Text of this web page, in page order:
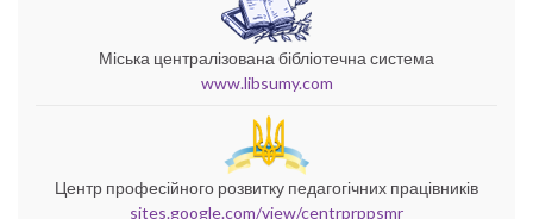
Міська централізована бібліотечна система
www.libsumy.com
Центр професійного розвитку педагогічних працівників
sites.google.com/view/centrprppsmr